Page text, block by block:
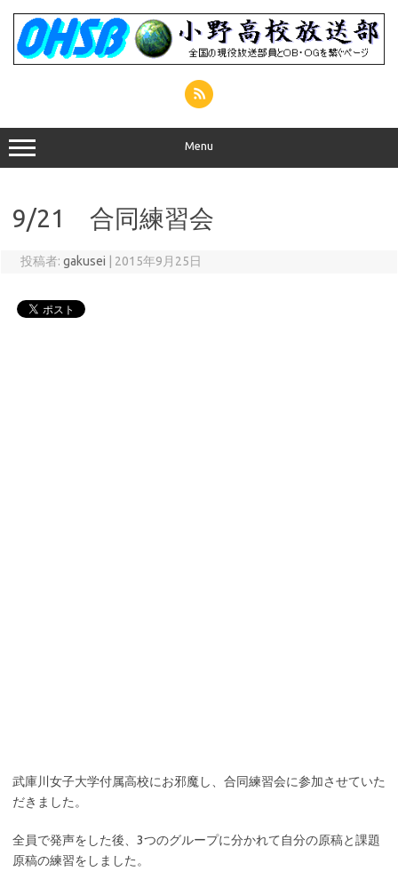
Menu
9/21 合同練習会
投稿者: gakusei 2015年9月25日
武庫川女子大学付属高校にお邪魔し、合同練習会に参加させていた
だきました。
全員で発声をした後、3つのグループに分かれて自分の原稿と課題
原稿の練習をしました。